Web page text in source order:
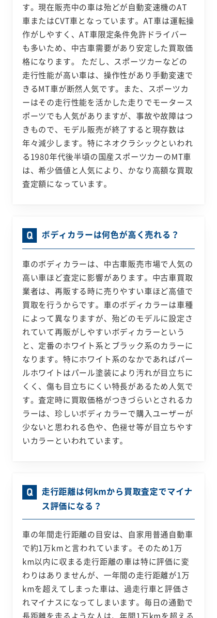
す。現在販売中の車は殆どが自動変速機のAT
車またはCVT車となっています。AT車は運転操
作がしやすく、AT車限定条件免許ドライバー
も多いため、中古車需要があり安定した買取価
格になります。 ただし、スポーツカーなどの
走行性能が高い車は、操作性があり手動変速で
きるMT車が断然人気です。また、スポーツカ
ーはその走行性能を活かした走りでモータース
ポーツでも人気がありますが、事故や故障はつ
きもので、モデル販売が終了すると現存数は
年々減少します。特にネオクラシックといわれ
る1980年代後半頃の国産スポーツカーのMT車
は、希少価値と人気により、かなり高額な買取
査定額になっています。
ボディカラーは何色が高く売れる？
車のボディカラーは、中古車販売市場で人気の
高い車ほど査定に影響があります。中古車買取
業者は、再販する時に売りやすい車ほど高値で
買取を行うからです。車のボディカラーは車種
によって異なりますが、殆どのモデルに設定さ
れていて再販がしやすいボディカラーという
と、定番のホワイト系とブラック系のカラーに
なります。特にホワイト系のなかであればパー
ルホワイトはパール塗装により汚れが目立ちに
くく、傷も目立ちにくい特長があるため人気で
す。査定時に買取価格がつきづらいとされるカ
ラーは、珍しいボディカラーで購入ユーザーが
少ないと思われる色や、色褪せ等が目立ちやす
いカラーといわれています。
走行距離は何kmから買取査定でマイナ
ス評価になる？
車の年間走行距離の目安は、自家用普通自動車
で約1万kmと言われています。そのため1万
km以内に収まる走行距離の車は特に評価に変
わりはありませんが、一年間の走行距離が1万
kmを超えてしまった車は、過走行車と評価さ
れマイナスになってしまいます。毎日の通勤で